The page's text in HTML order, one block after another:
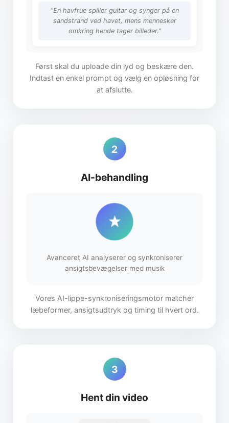
"En havfrue spiller guitar og synger på en
sandstrand ved havet, mens mennesker
omkring hende tager billeder."
Først skal du uploade din lyd og beskære den.
Indtast en enkel prompt og vælg en opløsning for
at afslutte.
2
AI-behandling
Avanceret AI analyserer og synkroniserer
ansigtsbevægelser med musik
Vores AI-lippe-synkroniseringsmotor matcher
læbeformer, ansigtsudtryk og timing til hvert ord.
3
Hent din video